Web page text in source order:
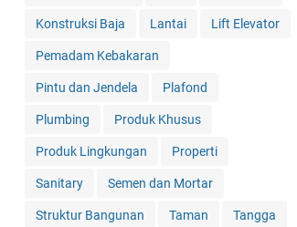
Konstruksi Baja Lantai Lift Elevator
Pemadam Kebakaran
Pintu dan Jendela Plafond
Plumbing Produk Khusus
Produk Lingkungan Properti
Sanitary Semen dan Mortar
Struktur Bangunan Taman Tangga